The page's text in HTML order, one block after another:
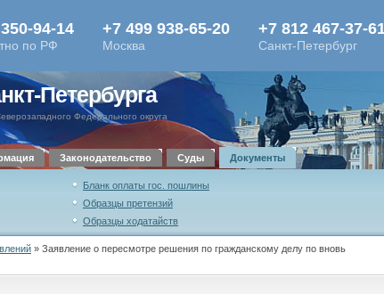
Петербурга
Федерального округа
Законодательство Суды Документы
Бланк оплаты гос. пошлины
Образцы претензий
Образцы ходатайств
» Заявление о пересмотре решения по гражданскому делу по вновь